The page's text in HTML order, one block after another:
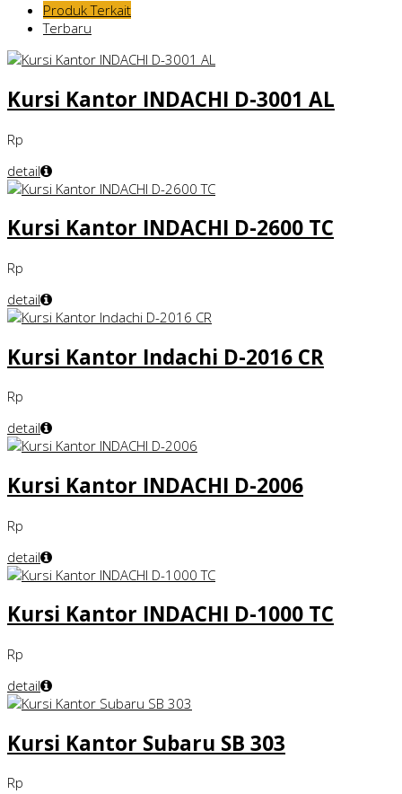
Produk Terkait
Terbaru
Kursi Kantor INDACHI D-3001 AL
Rp
detail
Kursi Kantor INDACHI D-2600 TC
Rp
detail
Kursi Kantor Indachi D-2016 CR
Rp
detail
Kursi Kantor INDACHI D-2006
Rp
detail
Kursi Kantor INDACHI D-1000 TC
Rp
detail
Kursi Kantor Subaru SB 303
Rp